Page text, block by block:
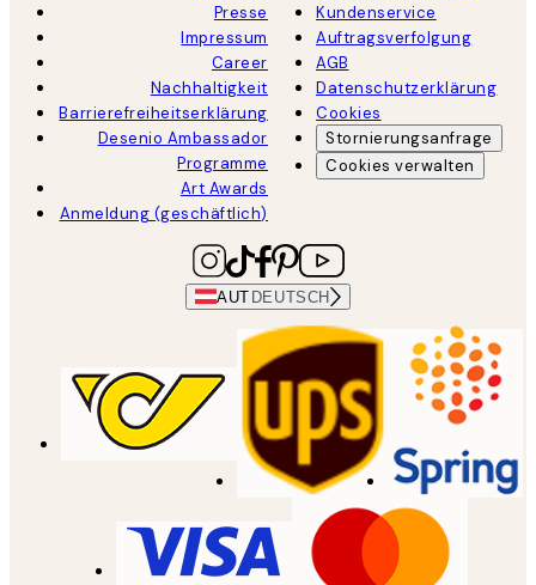
Presse
Impressum
Career
Nachhaltigkeit
Barrierefreiheitserklärung
Desenio Ambassador
Programme
Art Awards
Anmeldung (geschäftlich)
Kundenservice
Auftragsverfolgung
AGB
Datenschutzerklärung
Cookies
Stornierungsanfrage
Cookies verwalten
AUT DEUTSCH